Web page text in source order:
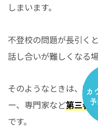
しまいます。
不登校の問題が長引く
話し合いが難しくなる
そのようなときは、学
ー、専門家など第三者
です。
カ